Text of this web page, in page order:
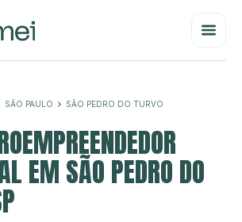
SÃO PAULO SÃO PEDRO DO TURVO
EM SÃO PEDRO DO